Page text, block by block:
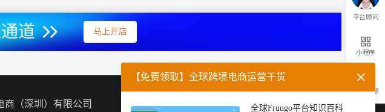
道 马上开店
平台顾问
小程序
返回顶部
商（深圳）有限公司 企业微信 官方公众号
【免费领取】全球跨境电商运营干货
全球Fruugo平台知识百科